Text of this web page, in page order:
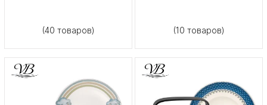
(40 товаров) (10 товаров)